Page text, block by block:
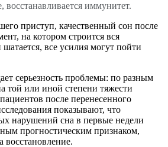
восстанавливается иммунитет.
приступ, качественный сон после
на котором строится вся
все усилия могут пойти
серьезность проблемы: по разным
той или иной степени тяжести
после перенесенного
показывают, что
нарушений сна в первые недели
прогностическим признаком,